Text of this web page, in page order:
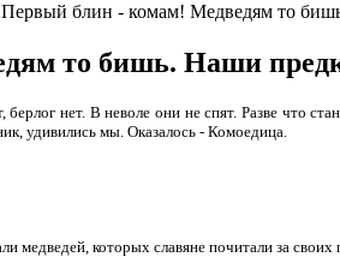
блин - комам! Медведям то
то бишь. Наши
нет. В неволе они не спят. Разве что
удивились мы. Оказалось - Комоедица.
которых славяне почитали за своих